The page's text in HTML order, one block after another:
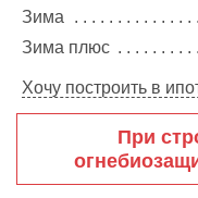
Зима
Зима плюс
Хочу построить в
При